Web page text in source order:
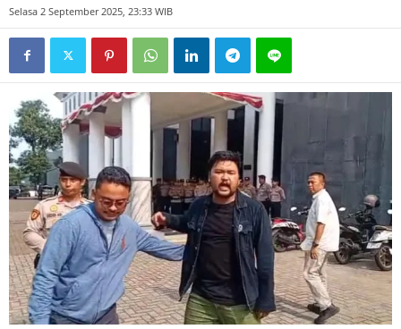
Selasa 2 September 2025, 23:33 WIB